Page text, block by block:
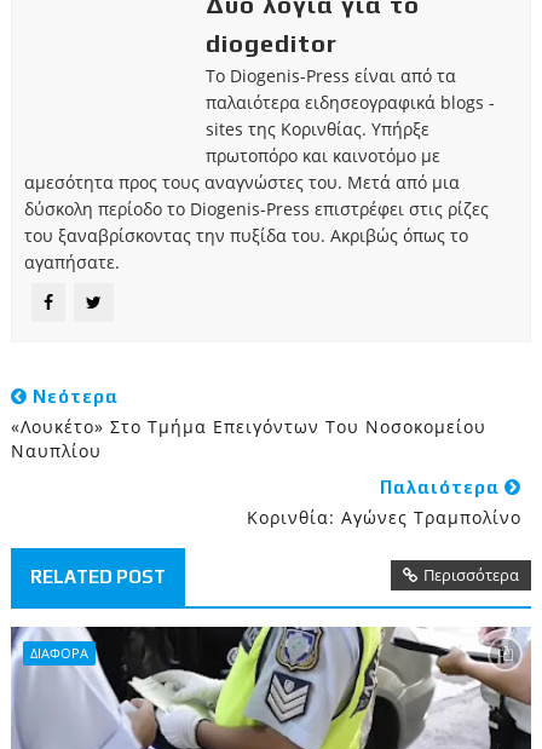
diogeditor
Το Diogenis-Press είναι από τα
παλαιότερα ειδησεογραφικά blogs -
sites της Κορινθίας. Υπήρξε
πρωτοπόρο και καινοτόμο με
αμεσότητα προς τους αναγνώστες του. Μετά από μια
δύσκολη περίοδο το Diogenis-Press επιστρέφει στις ρίζες
του ξαναβρίσκοντας την πυξίδα του. Ακριβώς όπως το
αγαπήσατε.
Νεότερα
«Λουκέτο» Στο Τμήμα Επειγόντων Του Νοσοκομείου
Ναυπλίου
Παλαιότερα
Κορινθία: Αγώνες Τραμπολίνο
RELATED POST Περισσότερα
ΔΙΑΦΟΡΑ